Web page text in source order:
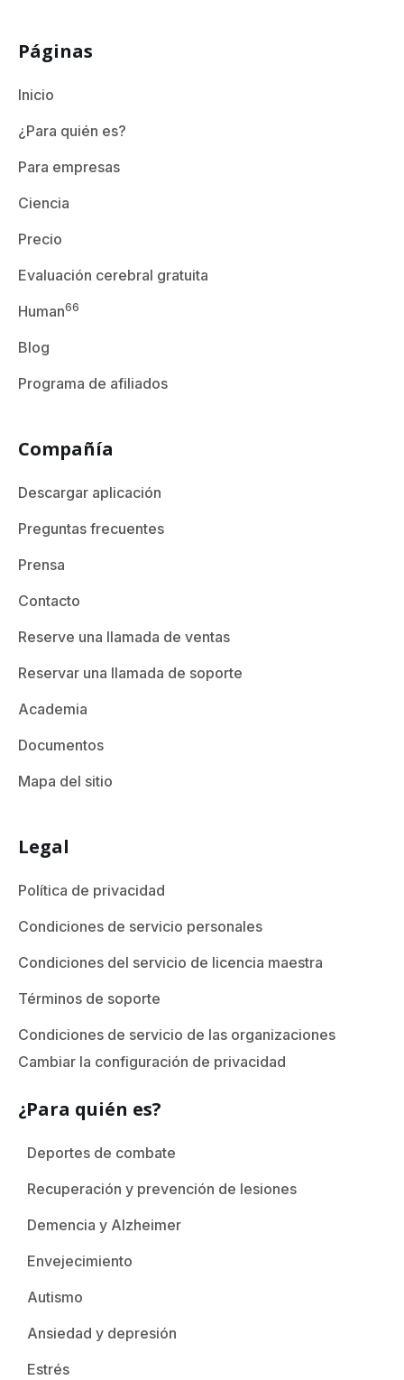
Páginas
Inicio
¿Para quién es?
Para empresas
Ciencia
Precio
Evaluación cerebral gratuita
Human66
Blog
Programa de afiliados
Compañía
Descargar aplicación
Preguntas frecuentes
Prensa
Contacto
Reserve una llamada de ventas
Reservar una llamada de soporte
Academia
Documentos
Mapa del sitio
Legal
Política de privacidad
Condiciones de servicio personales
Condiciones del servicio de licencia maestra
Términos de soporte
Condiciones de servicio de las organizaciones
Cambiar la configuración de privacidad
¿Para quién es?
Deportes de combate
Recuperación y prevención de lesiones
Demencia y Alzheimer
Envejecimiento
Autismo
Ansiedad y depresión
Estrés